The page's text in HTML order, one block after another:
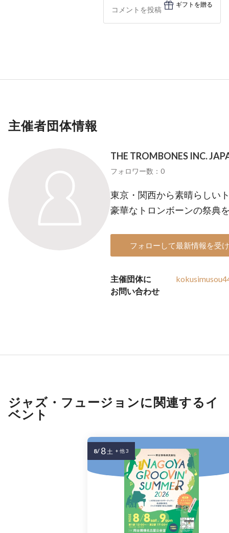
ギフトを贈る
主催者団体情報
THE TROMBONES INC.
フォロワー数：0
東京・関西から素晴らしい
豪華なトロンボーンの祭典
フォローして最新情報を受
主催団体に
お問い合わせ
ジャズ・フュージョンに関連するイ
ベント
8/ 8土 + 他 3